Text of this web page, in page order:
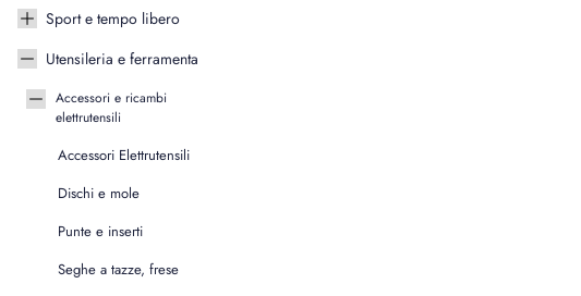
Sport e tempo libero
Utensileria e ferramenta
Accessori e ricambi
elettrutensili
Accessori Elettrutensili
Dischi e mole
Punte e inserti
Seghe a tazze, frese